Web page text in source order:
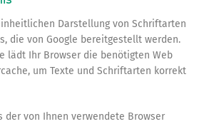
Darstellung von Schriftarten
die von Google bereitgestellt werden.
lädt Ihr Browser die benötigten Web
um Texte und Schriftarten korrekt
der von Ihnen verwendete Browser